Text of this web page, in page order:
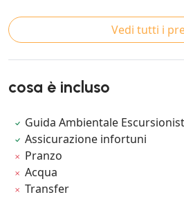
Vedi tutti i
cosa è incluso
Guida Ambientale
Assicurazione infortuni
Pranzo
Acqua
Transfer